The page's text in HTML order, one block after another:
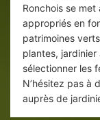
Ronchois se
appropriés en
patrimoines
plantes,
sélectionner les
N’hésitez pas à
auprès de